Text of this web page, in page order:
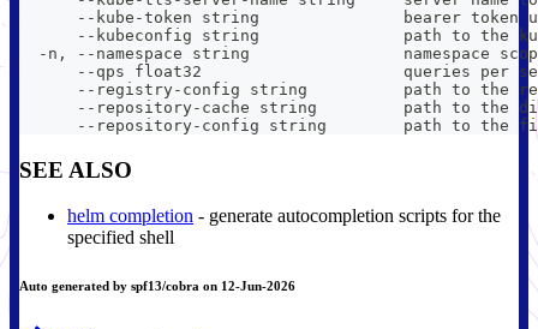
--kube-token string               bearer token
--kubeconfig string               path to the
-n, --namespace string                namespace
--qps float32                     queries per
--registry-config string          path to the
--repository-cache string         path to the
--repository-config string        path to the
SEE ALSO
helm completion - generate autocompletion scripts for the
specified shell
Auto generated by spf13/cobra on 12-Jun-2026